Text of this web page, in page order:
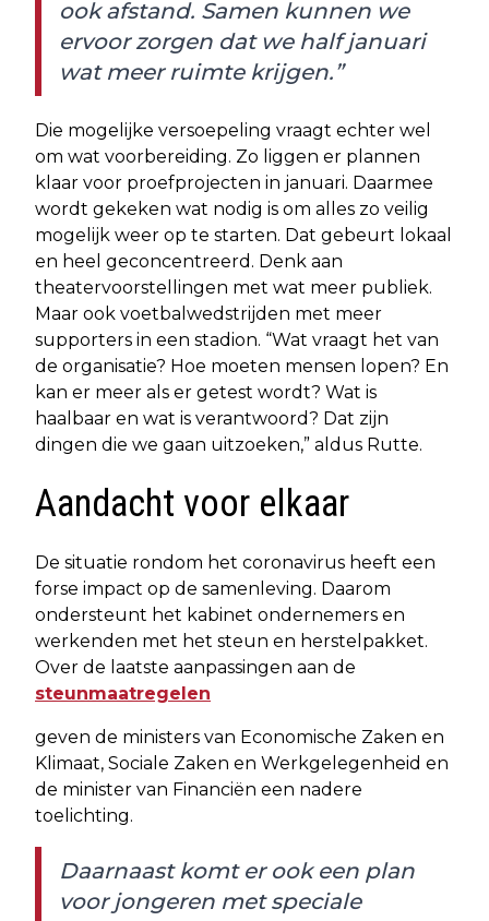
ook afstand. Samen kunnen we
ervoor zorgen dat we half januari
wat meer ruimte krijgen.”
Die mogelijke versoepeling vraagt echter wel
om wat voorbereiding. Zo liggen er plannen
klaar voor proefprojecten in januari. Daarmee
wordt gekeken wat nodig is om alles zo veilig
mogelijk weer op te starten. Dat gebeurt lokaal
en heel geconcentreerd. Denk aan
theatervoorstellingen met wat meer publiek.
Maar ook voetbalwedstrijden met meer
supporters in een stadion. “Wat vraagt het van
de organisatie? Hoe moeten mensen lopen? En
kan er meer als er getest wordt? Wat is
haalbaar en wat is verantwoord? Dat zijn
dingen die we gaan uitzoeken,” aldus Rutte.
Aandacht voor elkaar
De situatie rondom het coronavirus heeft een
forse impact op de samenleving. Daarom
ondersteunt het kabinet ondernemers en
werkenden met het steun en herstelpakket.
Over de laatste aanpassingen aan de
steunmaatregelen
geven de ministers van Economische Zaken en
Klimaat, Sociale Zaken en Werkgelegenheid en
de minister van Financiën een nadere
toelichting.
Daarnaast komt er ook een plan
voor jongeren met speciale